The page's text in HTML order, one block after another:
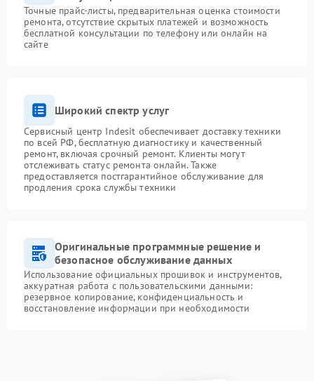
Точные прайс-листы, предварительная оценка стоимости
ремонта, отсутствие скрытых платежей и возможность
бесплатной консультации по телефону или онлайн на
сайте
Широкий спектр услуг
Сервисный центр Indesit обеспечивает доставку техники
по всей РФ, бесплатную диагностику и качественный
ремонт, включая срочный ремонт. Клиенты могут
отслеживать статус ремонта онлайн. Также
предоставляется постгарантийное обслуживание для
продления срока службы техники
Оригинальные программные решение и
безопасное обслуживание данных
Использование официальных прошивок и инструментов,
аккуратная работа с пользовательскими данными:
резервное копирование, конфиденциальность и
восстановление информации при необходимости